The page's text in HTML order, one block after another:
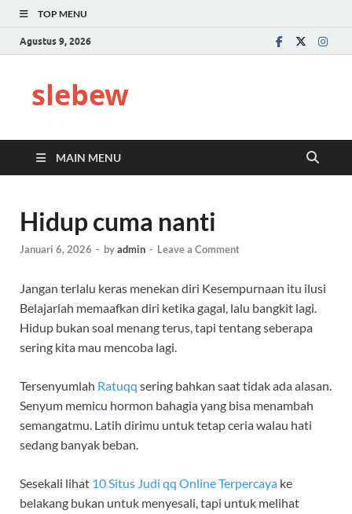
TOP MENU
Agustus 9, 2026
slebew
MAIN MENU
Hidup cuma nanti
Januari 6, 2026 - byadmin - Leave a Comment
Jangan terlalu keras menekan diri Kesempurnaan itu ilusi
Belajarlah memaafkan diri ketika gagal, lalu bangkit lagi.
Hidup bukan soal menang terus, tapi tentang seberapa
sering kita mau mencoba lagi.
Tersenyumlah Ratuqq sering bahkan saat tidak ada alasan.
Senyum memicu hormon bahagia yang bisa menambah
semangatmu. Latih dirimu untuk tetap ceria walau hati
sedang banyak beban.
Sesekali lihat 10 Situs Judi qq Online Terpercaya ke
belakang bukan untuk menyesali, tapi untuk melihat